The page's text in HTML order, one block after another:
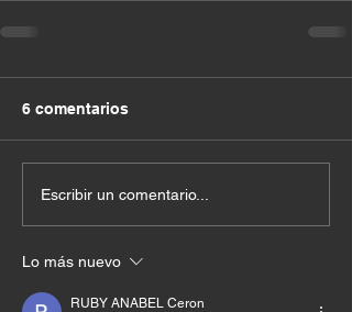
6 comentarios
Escribir un comentario...
Lo más nuevo
RUBY ANABEL Ceron